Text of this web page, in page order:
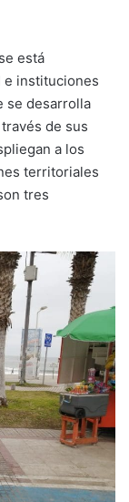
está
e instituciones
se desarrolla
de sus
a los
territoriales
tres